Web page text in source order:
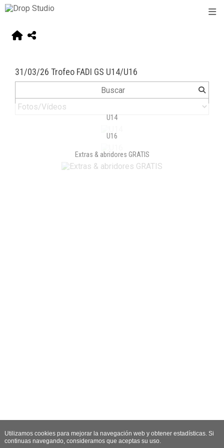
31/03/26 Trofeo FADI GS U14/U16
U14
U16
Extras & abridores GRATIS
Utilizamos cookies para mejorar la navegación web y obtener estadísticas. Si
continuas navegando, consideramos que aceptas su uso.